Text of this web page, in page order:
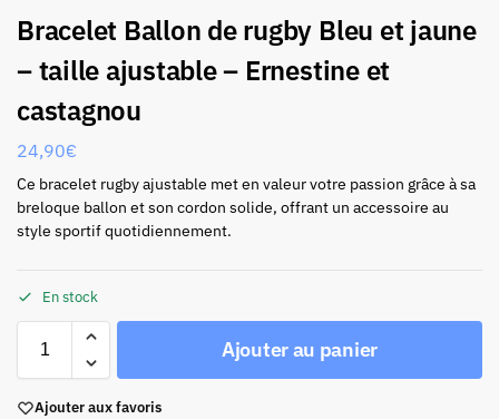
Bracelet Ballon de rugby Bleu et jaune
– taille ajustable – Ernestine et
castagnou
24,90€
Ce bracelet rugby ajustable met en valeur votre passion grâce à sa
breloque ballon et son cordon solide, offrant un accessoire au
style sportif quotidiennement.
En stock
Ajouter au panier
Ajouter aux favoris